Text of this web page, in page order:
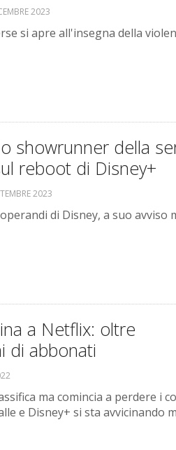
2023
si apre all'insegna della
showrunner della
reboot di Disney+
2023
di Disney, a suo avviso
a Netflix: oltre
di abbonati
ma comincia a perdere i
e Disney+ si sta avvicinando